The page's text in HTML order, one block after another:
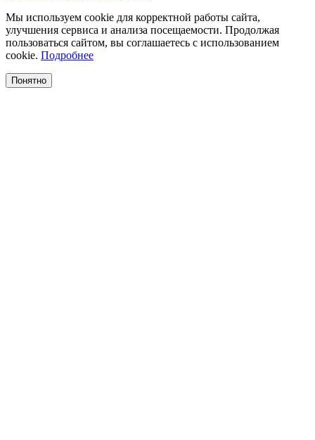
Мы используем cookie для корректной работы сайта,
улучшения сервиса и анализа посещаемости. Продолжая
пользоваться сайтом, вы соглашаетесь с использованием
cookie. Подробнее
Понятно